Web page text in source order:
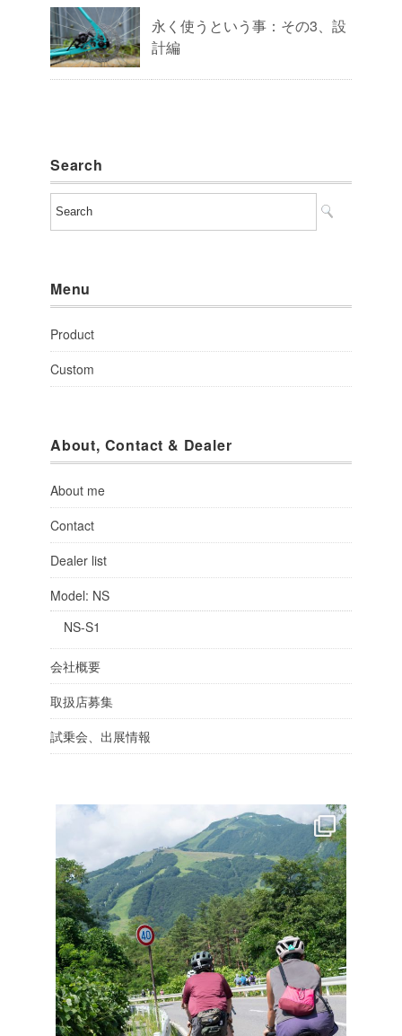
永く使うという事：その3、設
計編
Search
Menu
Product
Custom
About, Contact & Dealer
About me
Contact
Dealer list
Model: NS
NS-S1
会社概要
取扱店募集
試乗会、出展情報